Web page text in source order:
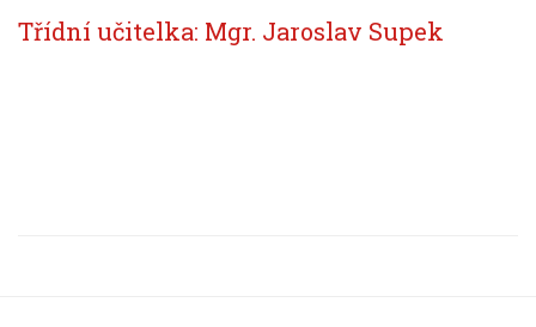
Třídní učitelka: Mgr. Jaroslav Supek